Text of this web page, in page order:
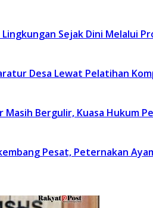
Sejak Dini Melalui
Desa Lewat Pelatihan
Bergulir, Kuasa Hukum
Pesat, Peternakan